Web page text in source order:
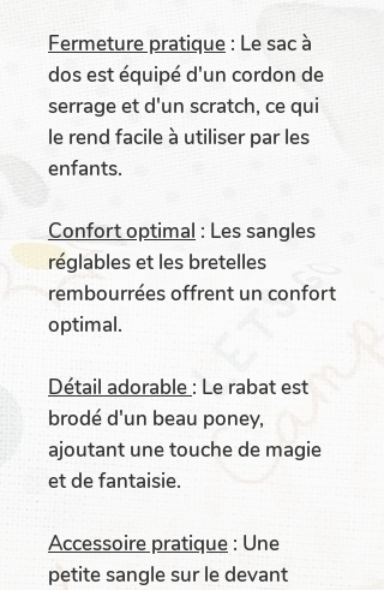
Fermeture pratique : Le sac à
dos est équipé d'un cordon de
serrage et d'un scratch, ce qui
le rend facile à utiliser par les
enfants.
Confort optimal : Les sangles
réglables et les bretelles
rembourrées offrent un confort
optimal.
Détail adorable : Le rabat est
brodé d'un beau poney,
ajoutant une touche de magie
et de fantaisie.
Accessoire pratique : Une
petite sangle sur le devant